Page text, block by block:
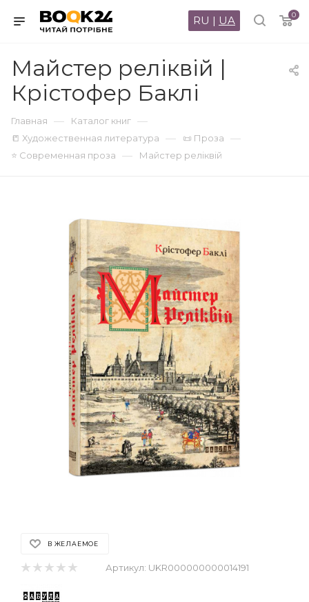
0
RU | UA
Майстер реліквій |
Крістофер Баклі
Главная — Каталог книг —
📒 Художественная литература — 📜 Проза —
⭐ Современная проза — Майстер реліквій
В ЖЕЛАЕМОЕ
Артикул: UKR000000000014191